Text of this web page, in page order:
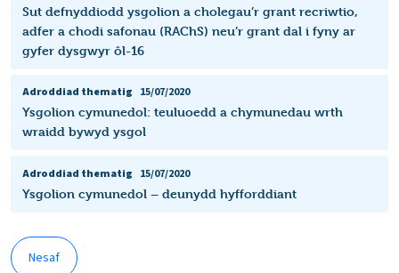
Sut defnyddiodd ysgolion a cholegau’r grant recriwtio,
adfer a chodi safonau (RAChS) neu’r grant dal i fyny ar
gyfer dysgwyr ôl-16
Adroddiad thematig 15/07/2020
Ysgolion cymunedol: teuluoedd a chymunedau wrth
wraidd bywyd ysgol
Adroddiad thematig 15/07/2020
Ysgolion cymunedol – deunydd hyfforddiant
Nesaf